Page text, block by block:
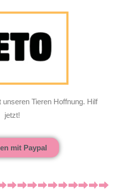
Tieren Hoffnung. Hilf
jetzt!
mit Paypal